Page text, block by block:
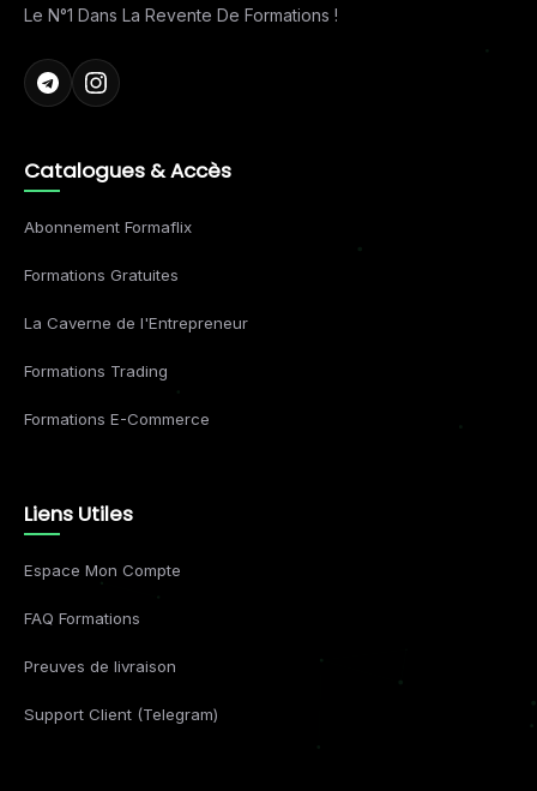
Le N°1 Dans La Revente De Formations !
Catalogues & Accès
Abonnement Formaflix
Formations Gratuites
La Caverne de l'Entrepreneur
Formations Trading
Formations E-Commerce
Liens Utiles
Espace Mon Compte
FAQ Formations
Preuves de livraison
Support Client (Telegram)